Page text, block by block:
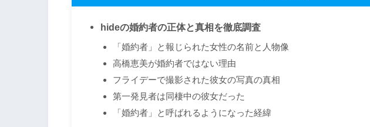
hideの婚約者の正体と真相を徹底調査
「婚約者」と報じられた女性の名前と人物像
高橋恵美が婚約者ではない理由
フライデーで撮影された彼女の写真の真相
第一発見者は同棲中の彼女だった
「婚約者」と呼ばれるようになった経緯